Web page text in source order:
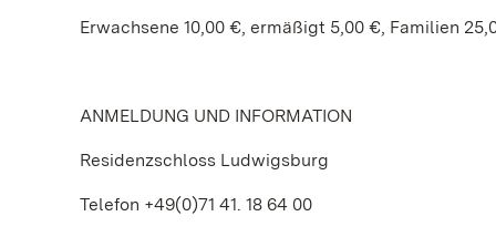
Erwachsene 10,00 €, ermäßigt 5,00 €, Familien
ANMELDUNG UND INFORMATION
Residenzschloss Ludwigsburg
Telefon +49(0)71 41. 18 64 00